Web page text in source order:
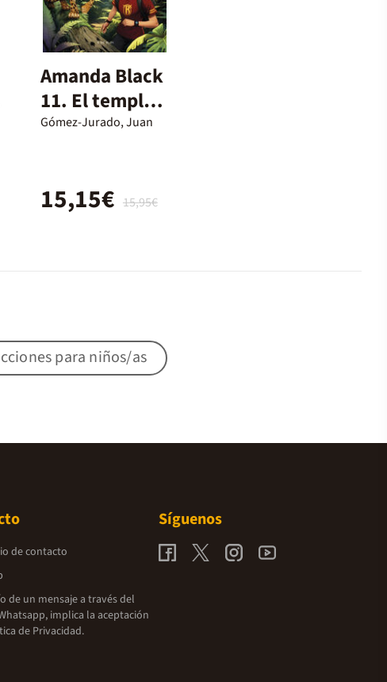
Amanda Black
11. El temple
oblidat
Gómez-Jurado, Juan
15,95€
15,15€
para niños/as
de contacto
de un mensaje a través del
implica la aceptación
de Privacidad.
Síguenos